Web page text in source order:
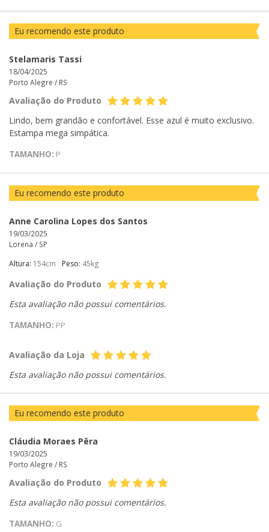
Eu recomendo este produto
Stelamaris Tassi
18/04/2025
Porto Alegre / RS
Avaliação do Produto
Lindo, bem grandão e confortável. Esse azul é muito exclusivo.
Estampa mega simpática.
TAMANHO: P
Eu recomendo este produto
Anne Carolina Lopes dos Santos
19/03/2025
Lorena / SP
Altura: 154cm Peso: 45kg
Avaliação do Produto
Esta avaliação não possui comentários.
TAMANHO: PP
Avaliação da Loja
Esta avaliação não possui comentários.
Eu recomendo este produto
Cláudia Moraes Pêra
19/03/2025
Porto Alegre / RS
Avaliação do Produto
Esta avaliação não possui comentários.
TAMANHO: G